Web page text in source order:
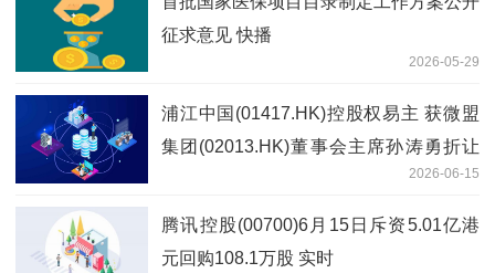
征求意见 快播
2026-05-29
浦江中国(01417.HK)控股权易主 获微盟
集团(02013.HK)董事会主席孙涛勇折让
2026-06-15
腾讯控股(00700)6月15日斥资5.01亿港
元回购108.1万股 实时